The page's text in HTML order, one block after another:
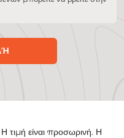
Η τιμή είναι προσωρινή. Η